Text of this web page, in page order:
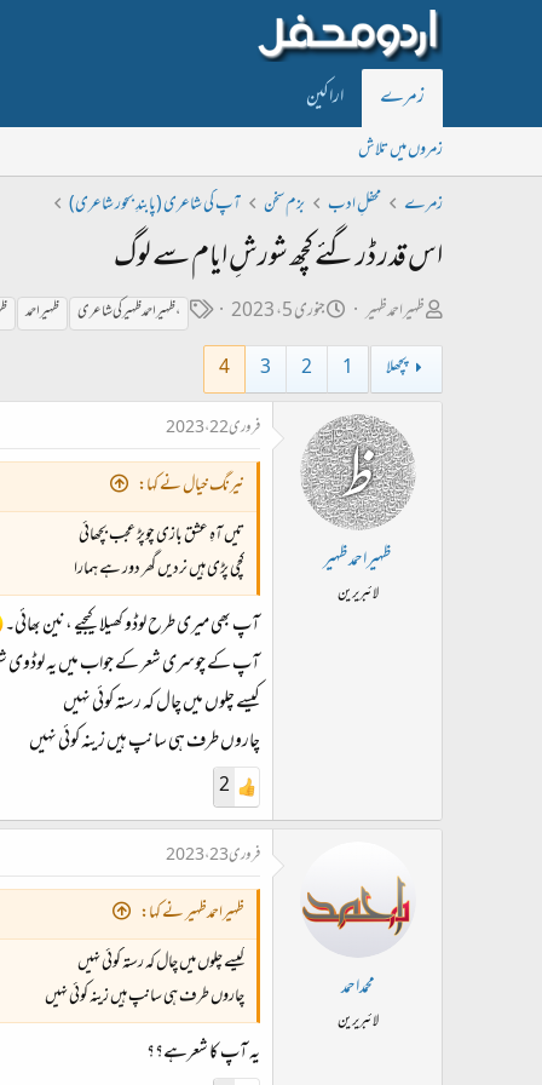
زمرے اراکین
زمروں میں تلاش
زمرے
محفلِ ادب بزم سخن آپ کی شاعری (پابندِ بحور شاعری)
اس قدر ڈر گئے کچھ شورشِ ایام سے لوگ
ص
ا
ح
ظہیراحمدظہیر
ت
ا
خ
ا
ب
جنوری 5، 2023 ،ظہیراحمد ظہیر کی شاعری ظہیر احمد
پچھلا 1
2
3
4
ظہیراحمدظہیر
لائبریرین
فروری 22، 2023
نیرنگ خیال نے کہا:
تیں آہِ عشق بازی چوپڑ عجب بچھائی
کچی پڑی ہیں نردیں گھر دور ہے ہمارا
آپ بھی میری طرح لوڈو کھیلا کیجیے ، نین بھائی۔
آپ کے چوسری شعر کے جواب میں یہ
کیسے چلوں میں چال کہ رستہ کوئی نہیں
چاروں طرف ہی سانپ ہیں زینہ کوئی نہیں
2
محمداحمد
لائبریرین
فروری 23، 2023
ظہیراحمدظہیر نے کہا:
کیسے چلوں میں چال کہ رستہ کوئی نہیں
چاروں طرف ہی سانپ ہیں زینہ کوئی نہیں
یہ آپ کا شعرہے؟؟